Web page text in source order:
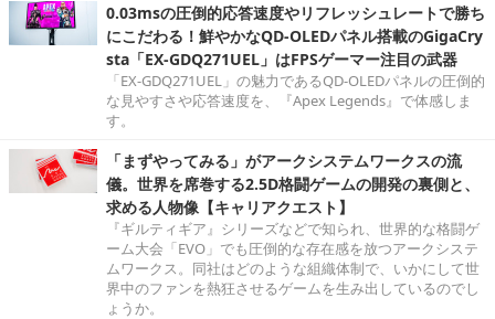
0.03msの圧倒的応答速度やリフレッシュレートで勝ち
にこだわる！鮮やかなQD-OLEDパネル搭載のGigaCry
sta「EX-GDQ271UEL」はFPSゲーマー注目の武器
「EX-GDQ271UEL」の魅力であるQD-OLEDパネルの圧倒的
な見やすさや応答速度を、『Apex Legends』で体感しま
す。
「まずやってみる」がアークシステムワークスの流
儀。世界を席巻する2.5D格闘ゲームの開発の裏側と、
求める人物像【キャリアクエスト】
『ギルティギア』シリーズなどで知られ、世界的な格闘ゲ
ーム大会「EVO」でも圧倒的な存在感を放つアークシステ
ムワークス。同社はどのような組織体制で、いかにして世
界中のファンを熱狂させるゲームを生み出しているのでし
ょうか。